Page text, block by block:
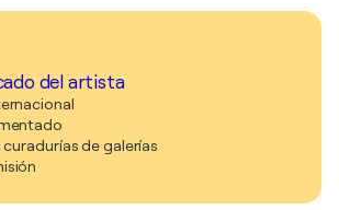
del artista
curadurías de galerías